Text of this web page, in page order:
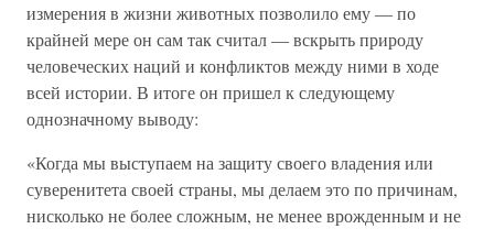
измерения в жизни животных позволило ему — по
крайней мере он сам так считал — вскрыть природу
человеческих наций и конфликтов между ними в ходе
всей истории. В итоге он пришел к следующему
однозначному выводу:
«Когда мы выступаем на защиту своего владения или
суверенитета своей страны, мы делаем это по причинам,
нисколько не более сложным, не менее врожденным и не